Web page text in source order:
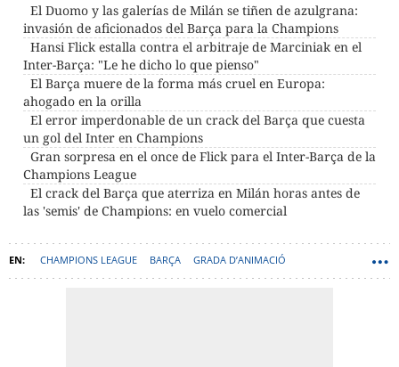
El Duomo y las galerías de Milán se tiñen de azulgrana:
invasión de aficionados del Barça para la Champions
Hansi Flick estalla contra el arbitraje de Marciniak en el
Inter-Barça: "Le he dicho lo que pienso"
El Barça muere de la forma más cruel en Europa:
ahogado en la orilla
El error imperdonable de un crack del Barça que cuesta
un gol del Inter en Champions
Gran sorpresa en el once de Flick para el Inter-Barça de la
Champions League
El crack del Barça que aterriza en Milán horas antes de
las 'semis' de Champions: en vuelo comercial
CHAMPIONS LEAGUE BARÇA GRADA D’ANIMACIÓ